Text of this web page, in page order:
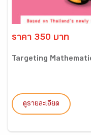
ราคา 350 บาท
Targeting
ดูรายละเอียด